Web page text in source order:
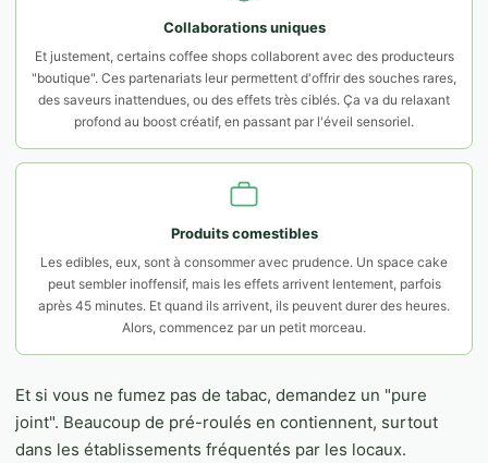
Collaborations uniques
Et justement, certains coffee shops collaborent avec des producteurs
"boutique". Ces partenariats leur permettent d'offrir des souches rares,
des saveurs inattendues, ou des effets très ciblés. Ça va du relaxant
profond au boost créatif, en passant par l'éveil sensoriel.
Produits comestibles
Les edibles, eux, sont à consommer avec prudence. Un space cake
peut sembler inoffensif, mais les effets arrivent lentement, parfois
après 45 minutes. Et quand ils arrivent, ils peuvent durer des heures.
Alors, commencez par un petit morceau.
Et si vous ne fumez pas de tabac, demandez un "pure
joint". Beaucoup de pré-roulés en contiennent, surtout
dans les établissements fréquentés par les locaux.